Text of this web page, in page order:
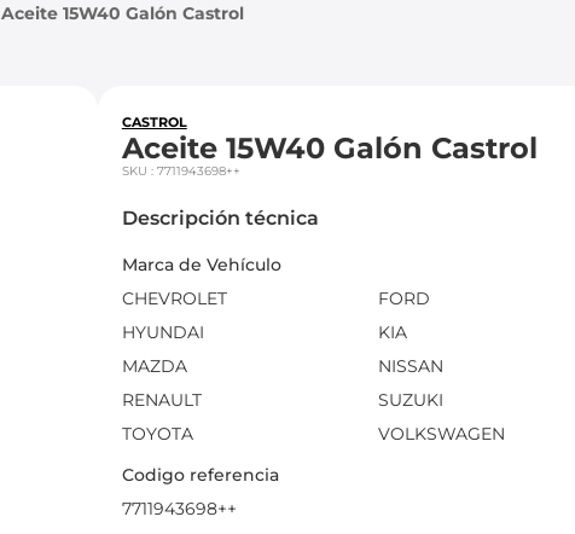
Aceite 15W40 Galón Castrol
CASTROL
Aceite 15W40 Galón Castrol
SKU : 7711943698++
Descripción técnica
Marca de Vehículo
CHEVROLET
FORD
HYUNDAI
KIA
MAZDA
NISSAN
RENAULT
SUZUKI
TOYOTA
VOLKSWAGEN
Codigo referencia
7711943698++